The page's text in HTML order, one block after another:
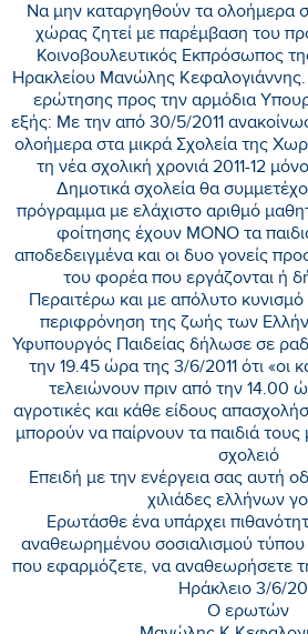
Να μην καταργηθούν τα ολοήμερα
χώρας ζητεί με παρέμβαση του
Κοινοβουλευτικός Εκπρόσωπος
Ηρακλείου Μανώλης Κεφαλογιάννης.
ερώτησης προς την αρμόδια
εξής: Με την από 30/5/2011
ολοήμερα στα μικρά Σχολεία της
τη νέα σχολική χρονιά 2011-12
Δημοτικά σχολεία θα
πρόγραμμα με ελάχιστο αριθμό
φοίτησης έχουν ΜΟΝΟ τα
αποδεδειγμένα και οι δυο γονείς
του φορέα που εργάζονται ή
Περαιτέρω και με απόλυτο κυνισμό
περιφρόνηση της ζωής των
Υφυπουργός Παιδείας δήλωσε σε
την 19.45 ώρα της 3/6/2011 ότι «οι
τελειώνουν πριν από την 14.00
αγροτικές και κάθε είδους
μπορούν να παίρνουν τα παιδιά
σχολειό
Επειδή με την ενέργεια σας αυτή
χιλιάδες ελλήνων
Ερωτάσθε ένα υπάρχει
αναθεωρημένου σοσιαλισμού
που εφαρμόζετε, να αναθεωρήσετε
Ηράκλειο 3/6/
Ο ερωτών